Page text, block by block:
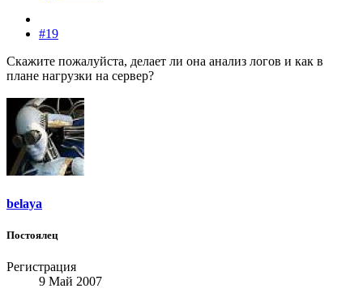
#19
Скажите пожалуйста, делает ли она анализ логов и как в
плане нагрузки на сервер?
belaya
Постоялец
Регистрация
9 Май 2007